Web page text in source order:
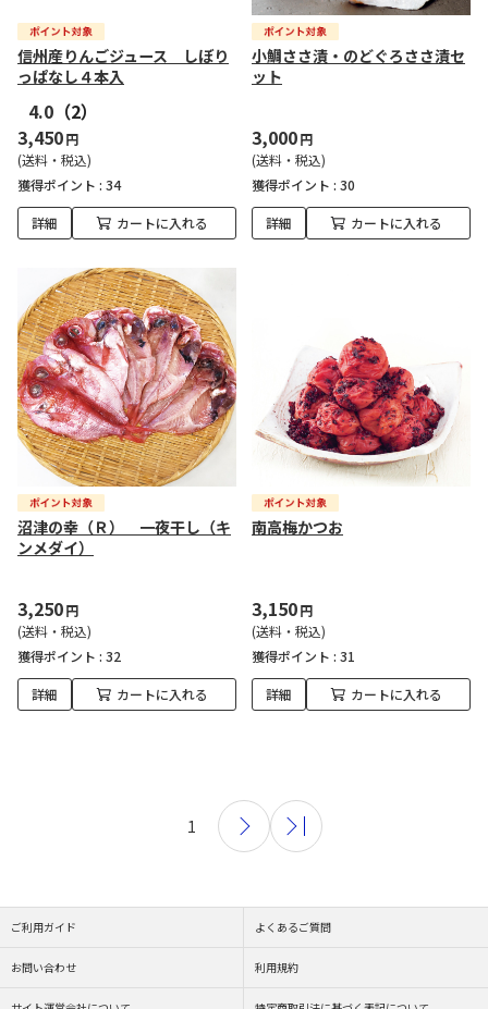
信州産りんごジュース しぼり
っぱなし４本入
4.0 （2）
3,450円
(送料・税込)
獲得ポイント : 34
詳細 カートに入れる
小鯛ささ漬・のどぐろささ漬セ
ット
3,000円
(送料・税込)
獲得ポイント : 30
詳細 カートに入れる
沼津の幸（Ｒ） 一夜干し（キ
ンメダイ）
3,250円
(送料・税込)
獲得ポイント : 32
詳細 カートに入れる
南高梅かつお
3,150円
(送料・税込)
獲得ポイント : 31
詳細 カートに入れる
1
ご利用ガイド よくあるご質問
お問い合わせ 利用規約